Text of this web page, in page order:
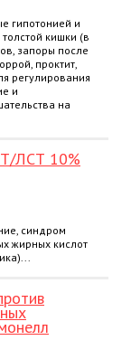
гипотонией и
кишки (в
запоры после
проктит,
регулирования
и
на
ЛСТ 10%
синдром
жирных кислот